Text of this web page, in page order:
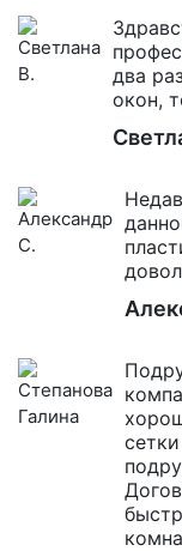
два
окон,